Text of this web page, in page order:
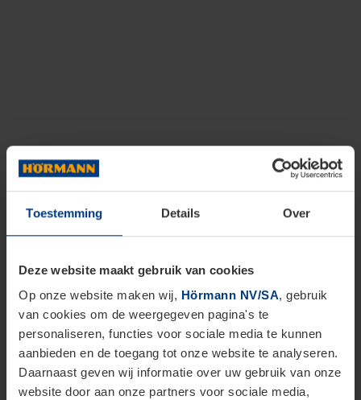
Toestemming Details Over
Deze website maakt gebruik van cookies
Op onze website maken wij, Hörmann NV/SA, gebruik
van cookies om de weergegeven pagina's te
personaliseren, functies voor sociale media te kunnen
aanbieden en de toegang tot onze website te analyseren.
Daarnaast geven wij informatie over uw gebruik van onze
website door aan onze partners voor sociale media,